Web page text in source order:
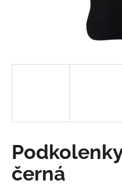
černá
t